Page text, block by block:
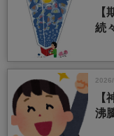
【
続
【
沸